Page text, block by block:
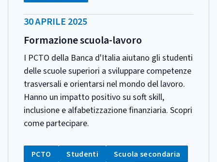
DATA
PUBBLICAZIONE:
30 APRILE 2025
Formazione scuola-lavoro
I PCTO della Banca d'Italia aiutano gli studenti
delle scuole superiori a sviluppare competenze
trasversali e orientarsi nel mondo del lavoro.
Hanno un impatto positivo su soft skill,
inclusione e alfabetizzazione finanziaria. Scopri
come partecipare.
CATEGORIA:
Tag:
PCTO Tag:
Studenti Tag:
Scuola secondaria